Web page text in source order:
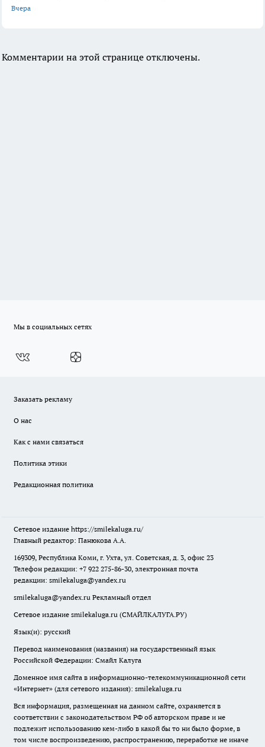
Вчера
Комментарии на этой странице отключены.
Мы в социальных сетях
Заказать рекламу
О нас
Как с нами связаться
Политика этики
Редакционная политика
Сетевое издание https://smilekaluga.ru/
Главный редактор: Панюкова А.А.
169309, Республика Коми, г. Ухта, ул. Советская, д. 3, офис 23
Телефон редакции: +7 922 275-86-30, электронная почта
редакции: smilekaluga@yandex.ru
smilekaluga@yandex.ru Рекламный отдел
Сетевое издание smilekaluga.ru (СМАЙЛКАЛУГА.РУ)
Язык(и): русский
Перевод наименования (названия) на государственный язык
Российской Федерации: Смайл Калуга
Доменное имя сайта в информационно-телекоммуникационной сети
«Интернет» (для сетевого издания): smilekaluga.ru
Вся информация, размещенная на данном сайте, охраняется в
соответствии с законодательством РФ об авторском праве и не
подлежит использованию кем-либо в какой бы то ни было форме, в
том числе воспроизведению, распространению, переработке не иначе